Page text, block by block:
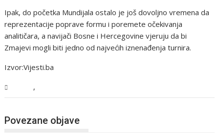
Ipak, do početka Mundijala ostalo je još dovoljno vremena da
reprezentacije poprave formu i poremete očekivanja
analitičara, a navijači Bosne i Hercegovine vjeruju da bi
Zmajevi mogli biti jedno od najvećih iznenađenja turnira.
Izvor:Vijesti.ba
,
Povezane objave